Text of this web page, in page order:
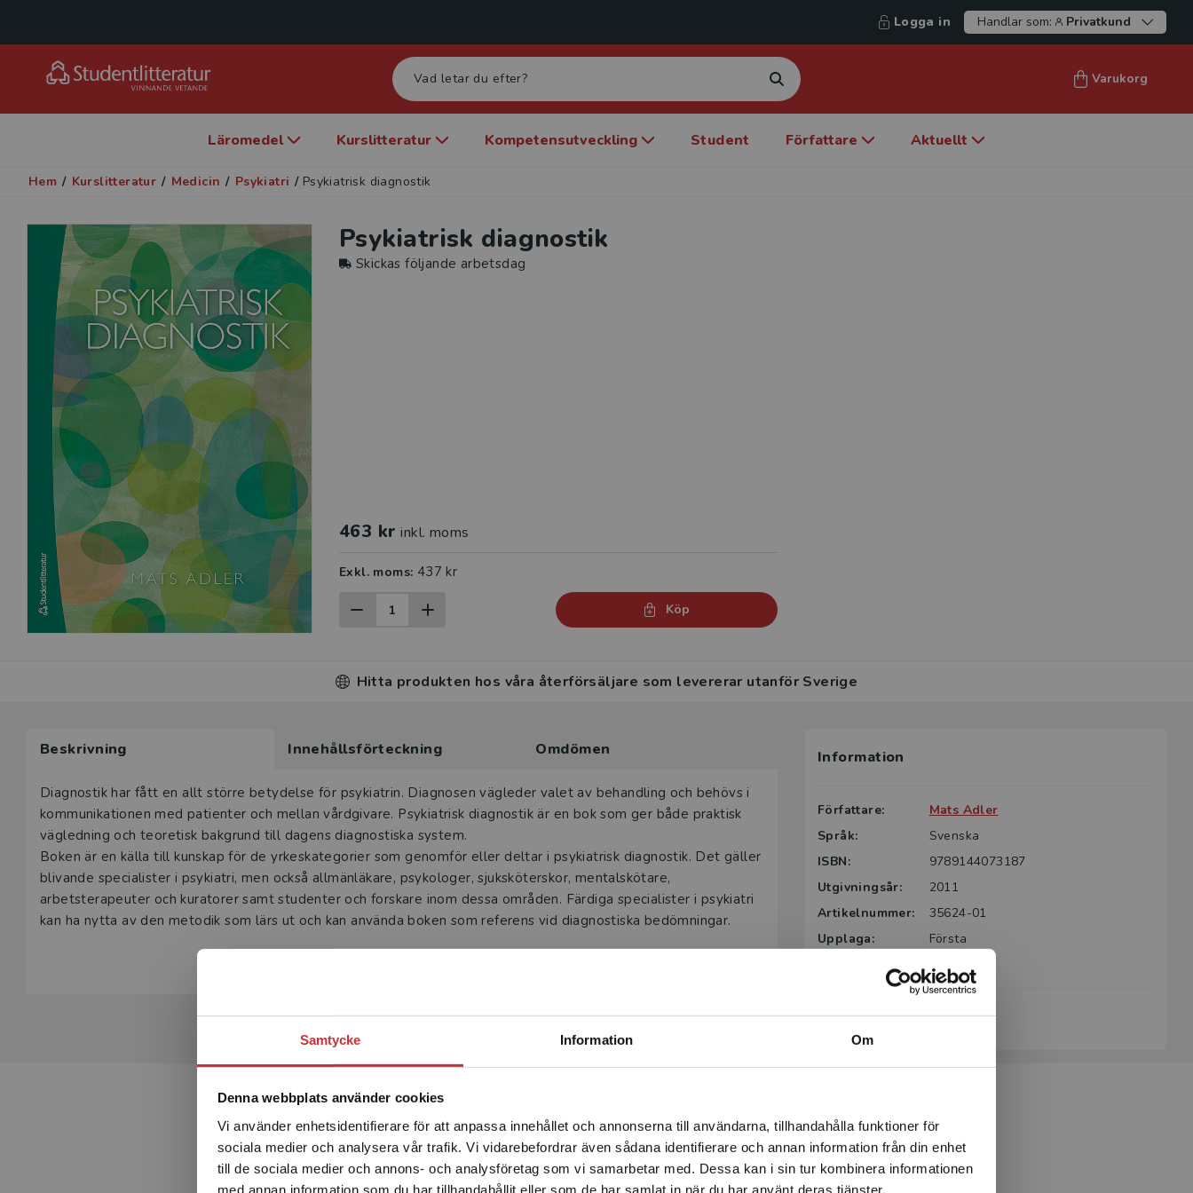
Samtycke Information Om
Denna webbplats använder cookies
Vi använder enhetsidentifierare för att anpassa innehållet och annonserna till användarna, tillhandahålla funktioner för
sociala medier och analysera vår trafik. Vi vidarebefordrar även sådana identifierare och annan information från din enhet
till de sociala medier och annons- och analysföretag som vi samarbetar med. Dessa kan i sin tur kombinera informationen
med annan information som du har tillhandahållit eller som de har samlat in när du har använt deras tjänster.
Begränsad fraktregion
Det verkar som att du besöker studentlitteratur.se via en
enhet utanför Sverige. Vi erbjuder inte leveranser utanför
Sverige. För att kunna slutföra ett köp måste
Logga in Handlar som: Privatkund
Varukorg
Läromedel Kurslitteratur Kompetensutveckling Student Författare Aktuellt
Hem / Kurslitteratur / Medicin / Psykiatri / Psykiatrisk diagnostik
Psykiatrisk diagnostik
Skickas följande arbetsdag
463 kr inkl. moms
Exkl. moms: 437 kr
Köp
Hitta produkten hos våra återförsäljare som levererar utanför Sverige
Beskrivning Innehållsförteckning Omdömen
Beskrivning
Diagnostik har fått en allt större betydelse för psykiatrin. Diagnosen vägleder valet av behandling och behövs i
kommunikationen med patienter och mellan vårdgivare. Psykiatrisk diagnostik är en bok som ger både praktisk
vägledning och teoretisk bakgrund till dagens diagnostiska system.
Boken är en källa till kunskap för de yrkeskategorier som genomför eller deltar i psykiatrisk diagnostik. Det gäller
blivande specialister i psykiatri, men också allmänläkare, psykologer, sjuksköterskor, mentalskötare,
arbetsterapeuter och kuratorer samt studenter och forskare inom dessa områden. Färdiga specialister i psykiatri
Information
Författare:
Mats Adler
Språk:
Svenska
ISBN:
9789144073187
Utgivningsår:
2011
Artikelnummer:
35624-01
Upplaga:
Första
251
Köp- och leveransvillkor